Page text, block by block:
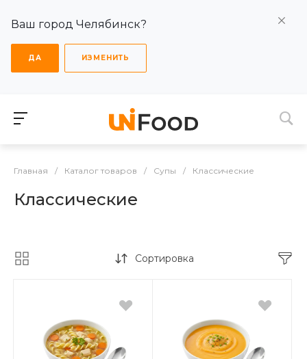
Ваш город Челябинск?
ДА ИЗМЕНИТЬ
Главная / Каталог товаров / Супы / Классические
Классические
Сортировка